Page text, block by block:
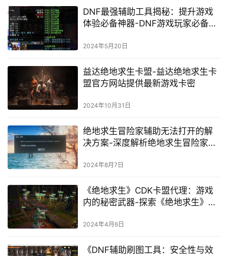
DNF最强辅助工具揭秘：提升游戏
体验必备神器-DNF游戏玩家必备的
2024年5月20日
益达绝地求生卡盟-益达绝地求生卡
盟官方网站提供最新游戏卡密
2024年10月31日
绝地求生冒险家辅助无法打开的解
决方案-深度解析绝地求生冒险家辅
2024年8月7日
《绝地求生》CDK卡盟代理：游戏
内的秘密武器-探索《绝地求生》
2024年4月6日
《DNF辅助刷图工具：安全性与效